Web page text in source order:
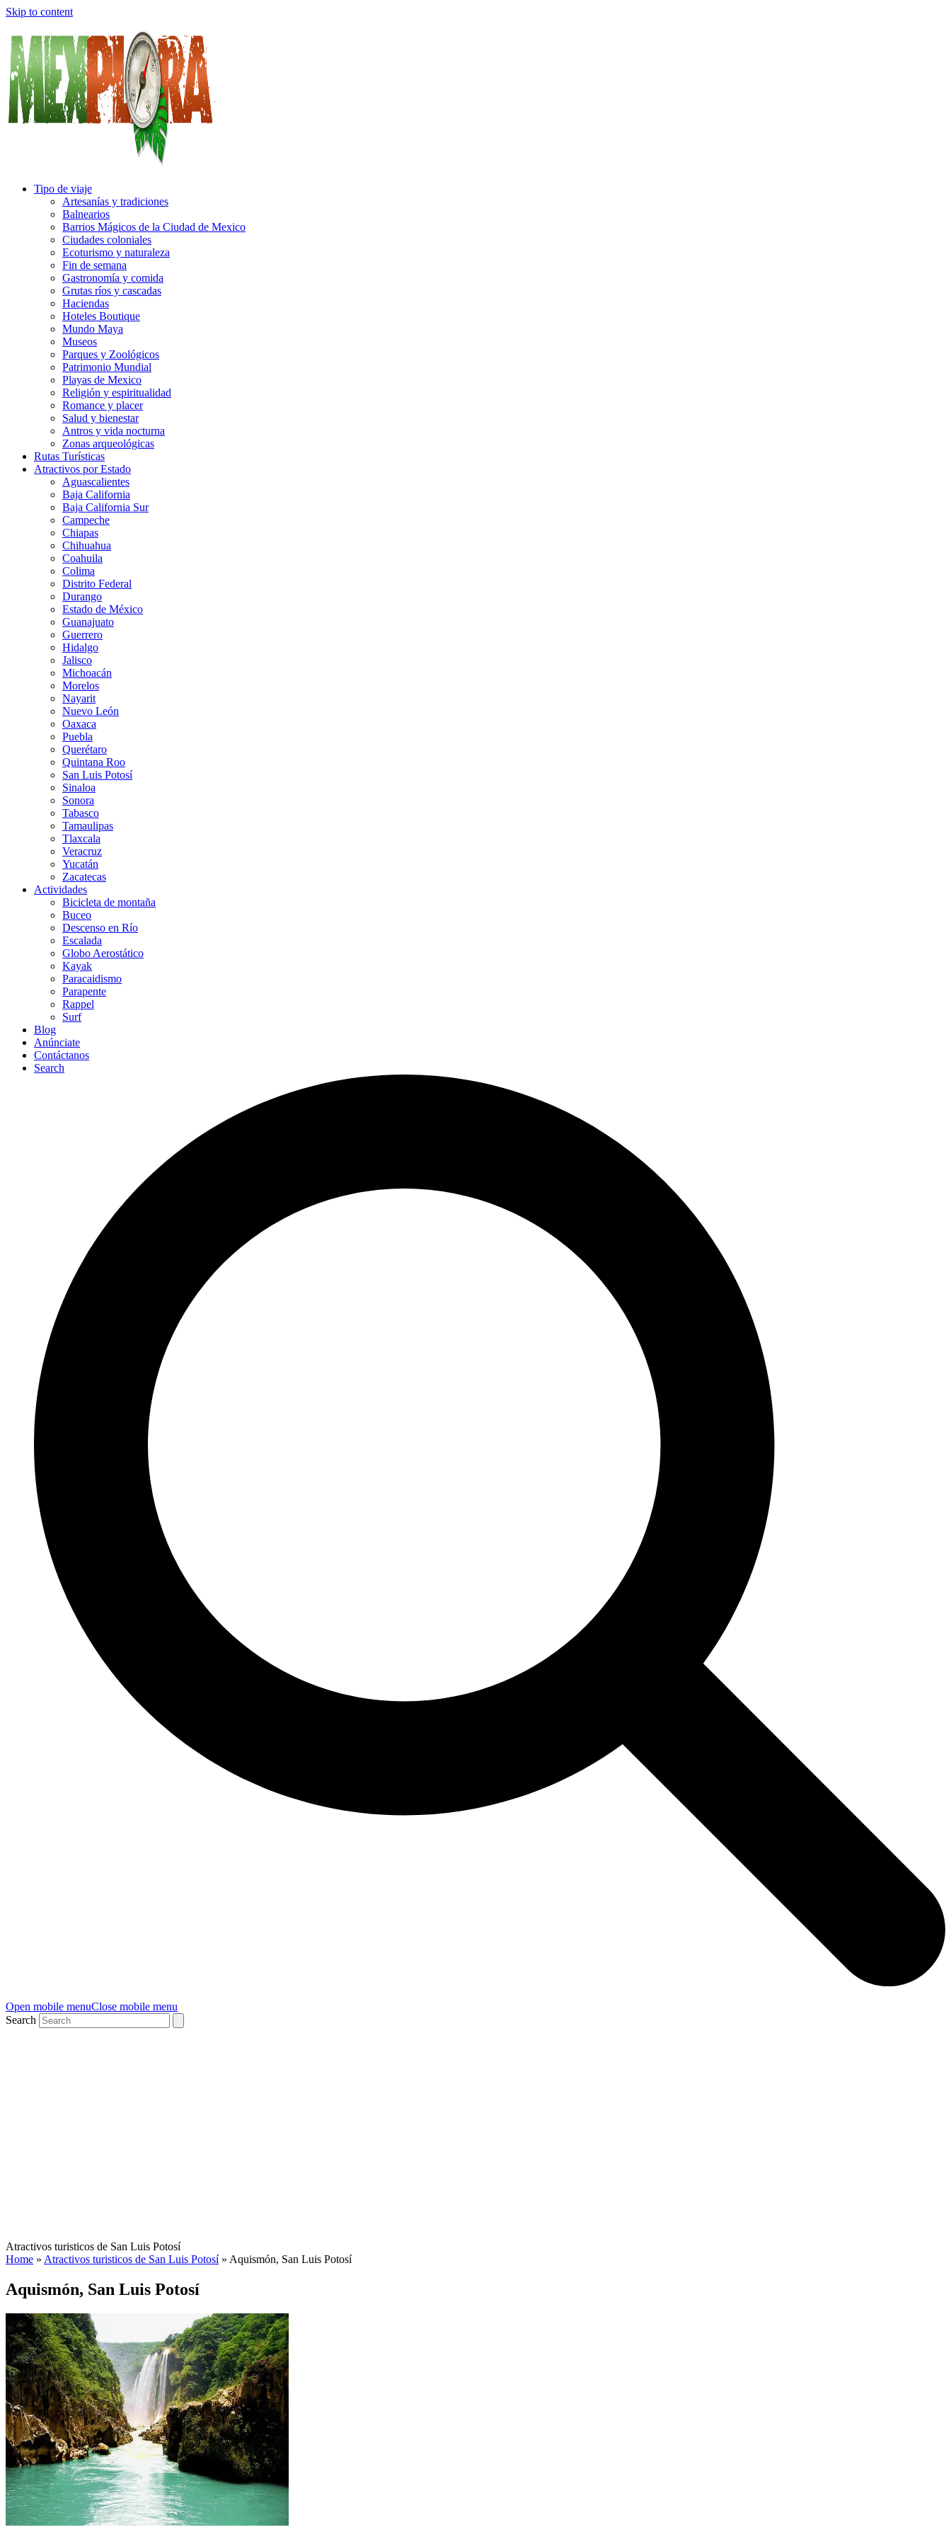
Skip to content
Tipo de viaje
Artesanías y tradiciones
Balnearios
Barrios Mágicos de la Ciudad de Mexico
Ciudades coloniales
Ecoturismo y naturaleza
Fin de semana
Gastronomía y comida
Grutas ríos y cascadas
Haciendas
Hoteles Boutique
Mundo Maya
Museos
Parques y Zoológicos
Patrimonio Mundial
Playas de Mexico
Religión y espiritualidad
Romance y placer
Salud y bienestar
Antros y vida nocturna
Zonas arqueológicas
Rutas Turísticas
Atractivos por Estado
Aguascalientes
Baja California
Baja California Sur
Campeche
Chiapas
Chihuahua
Coahuila
Colima
Distrito Federal
Durango
Estado de México
Guanajuato
Guerrero
Hidalgo
Jalisco
Michoacán
Morelos
Nayarit
Nuevo León
Oaxaca
Puebla
Querétaro
Quintana Roo
San Luis Potosí
Sinaloa
Sonora
Tabasco
Tamaulipas
Tlaxcala
Veracruz
Yucatán
Zacatecas
Actividades
Bicicleta de montaña
Buceo
Descenso en Río
Escalada
Globo Aerostático
Kayak
Paracaidismo
Parapente
Rappel
Surf
Blog
Anúnciate
Contáctanos
Search
Open mobile menuClose mobile menu
Search
Atractivos turisticos de San Luis Potosí
Home » Atractivos turisticos de San Luis Potosí» Aquismón, San Luis Potosí
Aquismón, San Luis Potosí